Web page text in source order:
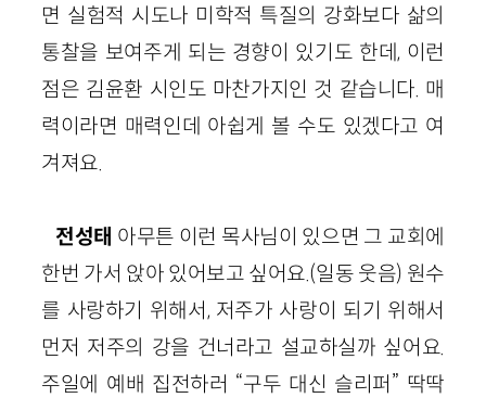
면 실험적 시도나 미학적 특질의 강화보다 삶의
통찰을 보여주게 되는 경향이 있기도 한데, 이런
점은 김윤환 시인도 마찬가지인 것 같습니다. 매
력이라면 매력인데 아쉽게 볼 수도 있겠다고 여
겨져요.
전성태 아무튼 이런 목사님이 있으면 그 교회에
한번 가서 앉아 있어보고 싶어요.(일동 웃음) 원수
를 사랑하기 위해서, 저주가 사랑이 되기 위해서
먼저 저주의 강을 건너라고 설교하실까 싶어요.
주일에 예배 집전하러 “구두 대신 슬리퍼” 딱딱